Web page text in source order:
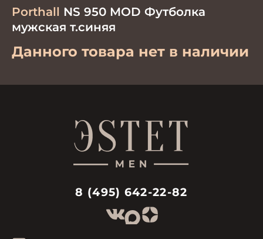
Porthall NS 950 MOD Футболка
мужская т.синяя
Данного товара нет в наличии
8 (495) 642-22-82